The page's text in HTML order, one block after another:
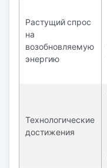
Растущий спрос
на
возобновляемую
энергию
Технологические
достижения